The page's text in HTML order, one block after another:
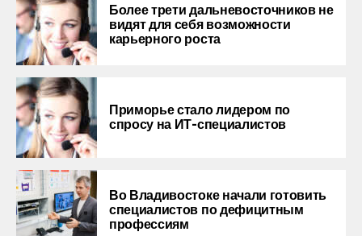
Более трети дальневосточников не
видят для себя возможности
карьерного роста
Приморье стало лидером по
спросу на ИТ-специалистов
Во Владивостоке начали готовить
специалистов по дефицитным
профессиям